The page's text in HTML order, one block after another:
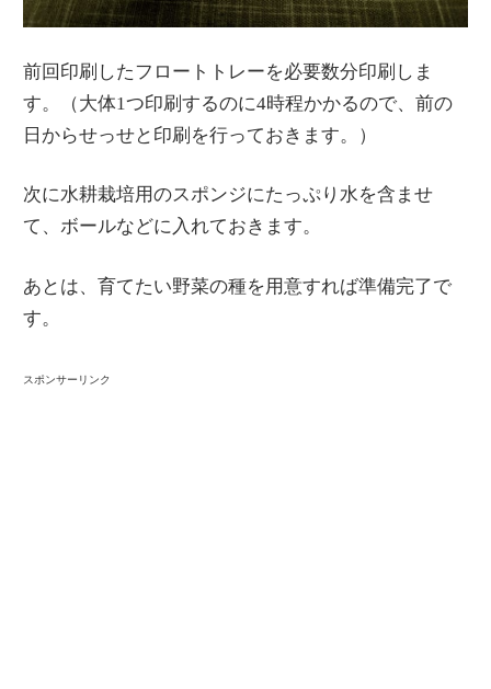
前回印刷したフロートトレーを必要数分印刷しま
す。（大体1つ印刷するのに4時程かかるので、前の
日からせっせと印刷を行っておきます。）
次に水耕栽培用のスポンジにたっぷり水を含ませ
て、ボールなどに入れておきます。
あとは、育てたい野菜の種を用意すれば準備完了で
す。
スポンサーリンク